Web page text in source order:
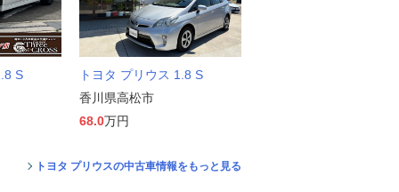
S
トヨタ プリウス 1.8 S
香川県高松市
68.0万円
トヨタ プリウスの中古車情報をもっと見る